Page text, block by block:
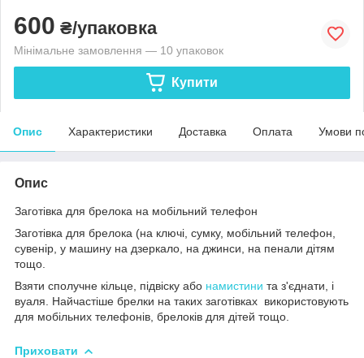
600 ₴/упаковка
Мінімальне замовлення — 10 упаковок
Купити
Опис Характеристики Доставка Оплата Умови
Опис
Заготівка для брелока на мобільний телефон
Заготівка для брелока (на ключі, сумку, мобільний телефон,
сувенір, у машину на дзеркало, на джинси, на пенали дітям
тощо.
Взяти сполучне кільце, підвіску або намистини та з'єднати, і
вуаля. Найчастіше брелки на таких заготівках використовують
для мобільних телефонів, брелоків для дітей тощо.
Приховати